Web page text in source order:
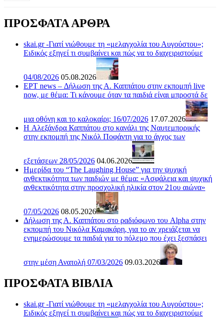
ΠΡΟΣΦΑΤΑ ΑΡΘΡΑ
skai.gr -Γιατί νιώθουμε τη «μελαγχολία του Αυγούστου»;
Ειδικός εξηγεί τι συμβαίνει και πώς να το διαχειριστούμε
04/08/2026 05.08.2026
ΕΡΤ news – Δήλωση της Α. Καππάτου στην εκπομπή live
now, με θέμα: Τι κάνουμε όταν τα παιδιά είναι μπροστά δε
μια οθόνη και το καλοκαίρι; 16/07/2026 17.07.2026
H Αλεξάνδρα Καππάτου στο κανάλι της Ναυτεμπορικής
στην εκπομπή της Νικόλ Ποφάντη για το άγχος των
εξετάσεων 28/05/2026 04.06.2026
Ημερίδα του “The Laughing House” για την ψυχική
ανθεκτικότητα των παιδιών με θέμα: «Ασφάλεια και ψυχική
ανθεκτικότητα στην προσχολική ηλικία στον 21ου αιώνα»
07/05/2026 08.05.2026
Δήλωση της Α. Καππάτου στο ραδιόφωνο του Alpha στην
εκπομπή του Νικόλα Καμακάρη, για το αν χρειάζεται να
ενημερώσουμε τα παιδιά για το πόλεμο που έχει ξεσπάσει
στην μέση Ανατολή 07/03/2026 09.03.2026
ΠΡΟΣΦΑΤΑ ΒΙΒΛΙΑ
skai.gr -Γιατί νιώθουμε τη «μελαγχολία του Αυγούστου»;
Ειδικός εξηγεί τι συμβαίνει και πώς να το διαχειριστούμε